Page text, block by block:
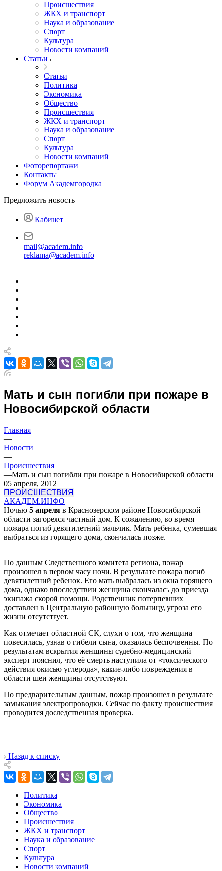
Происшествия
ЖКХ и транспорт
Наука и образование
Спорт
Культура
Новости компаний
Статьи
Статьи
Политика
Экономика
Общество
Происшествия
ЖКХ и транспорт
Наука и образование
Спорт
Культура
Новости компаний
Фоторепортажи
Контакты
Форум Академгородка
Предложить новость
Кабинет
mail@academ.info
reklama@academ.info
Мать и сын погибли при пожаре в
Новосибирской области
Главная
—
Новости
—
Происшествия
—Мать и сын погибли при пожаре в Новосибирской области
05 апреля, 2012
ПРОИСШЕСТВИЯ
АКАДЕМ.ИНФО
Ночью 5 апреля в Краснозерском районе Новосибирской
области загорелся частный дом. К сожалению, во время
пожара погиб девятилетний мальчик. Мать ребенка, сумевшая
выбраться из горящего дома, скончалась позже.
По данным Следственного комитета региона, пожар
произошел в первом часу ночи. В результате пожара погиб
девятилетний ребенок. Его мать выбралась из окна горящего
дома, однако впоследствии женщина скончалась до приезда
экипажа скорой помощи. Родственник потерпевших
доставлен в Центральную районную больницу, угроза его
жизни отсутствует.
Как отмечает областной СК, слухи о том, что женщина
повесилась, узнав о гибели сына, оказалась беспочвенны. По
результатам вскрытия женщины судебно-медицинский
эксперт пояснил, что её смерть наступила от «токсического
действия окисью углерода», какие-либо повреждения в
области шеи женщины отсутствуют.
По предварительным данным, пожар произошел в результате
замыкания электропроводки. Сейчас по факту происшествия
проводится доследственная проверка.
Назад к списку
Политика
Экономика
Общество
Происшествия
ЖКХ и транспорт
Наука и образование
Спорт
Культура
Новости компаний